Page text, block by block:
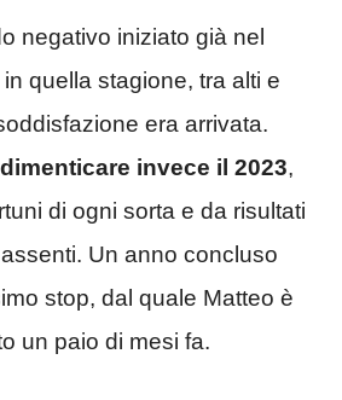
negativo iniziato già nel
quella stagione, tra alti e
era arrivata.
invece il 2023,
di ogni sorta e da risultati
Un anno concluso
stop, dal quale Matteo è
un paio di mesi fa.